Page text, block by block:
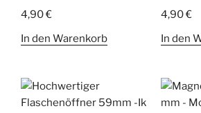
4,90€
In den Warenkorb
4,90€
In den